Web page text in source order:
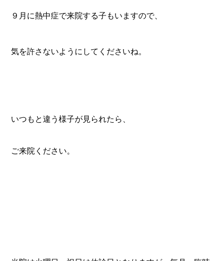
９月に熱中症で来院する子もいますので、
気を許さないようにしてくださいね。
いつもと違う様子が見られたら、
ご来院ください。